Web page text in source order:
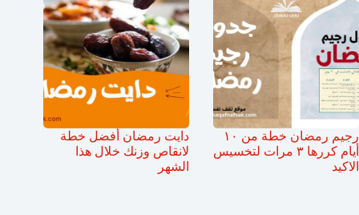
رجيم رمضان خطة من ١٠
أيام كررها ٣ مرات لتخسيس
الاكيد
دايت رمضان أفضل خطة
لانقاص وزنك خلال هذا
الشهر